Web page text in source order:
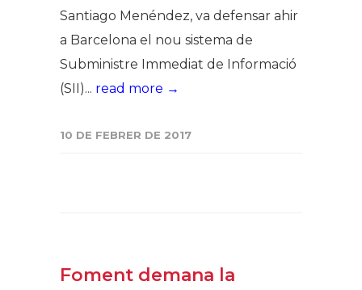
Santiago Menéndez, va defensar ahir
a Barcelona el nou sistema de
Subministre Immediat de Informació
(SII)... read more →
10 DE FEBRER DE 2017
Foment demana la